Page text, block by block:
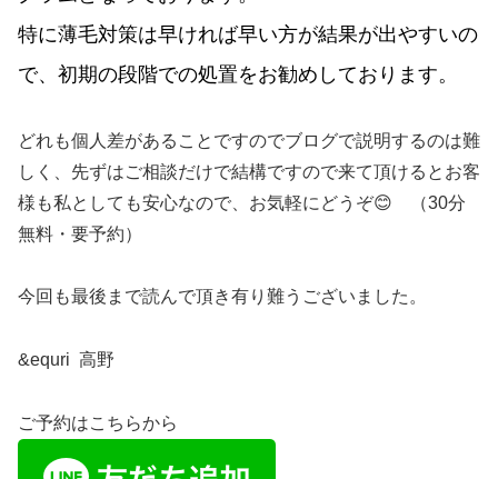
特に薄毛対策は早ければ早い方が結果が出やすいの
で、初期の段階での処置をお勧めしております。
どれも個人差があることですのでブログで説明するのは難
しく、先ずはご相談だけで結構ですので来て頂けるとお客
様も私としても安心なので、お気軽にどうぞ😊 （30分
無料・要予約）
今回も最後まで読んで頂き有り難うございました。
&equri 高野
ご予約はこちらから